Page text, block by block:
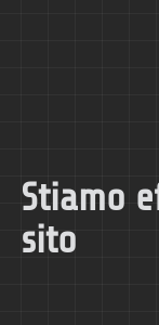
Stiamo
sito